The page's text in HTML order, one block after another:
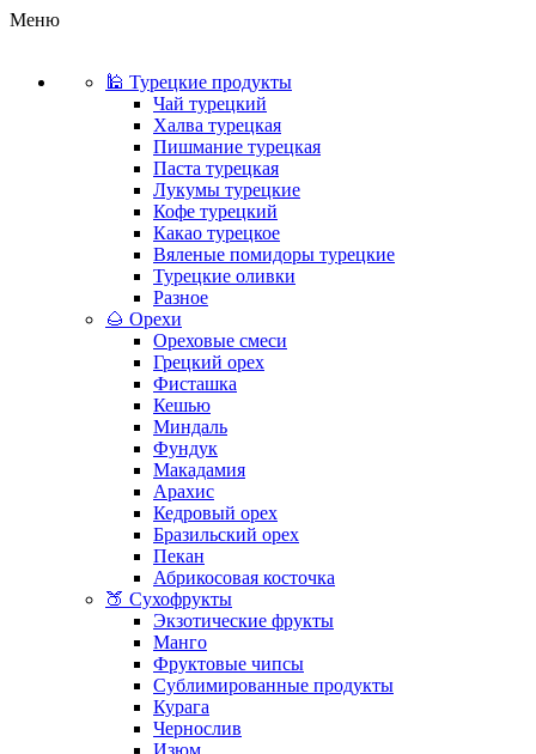
Меню
🕌 Турецкие продукты
Чай турецкий
Халва турецкая
Пишмание турецкая
Паста турецкая
Лукумы турецкие
Кофе турецкий
Какао турецкое
Вяленые помидоры турецкие
Турецкие оливки
Разное
🌰 Орехи
Ореховые смеси
Грецкий орех
Фисташка
Кешью
Миндаль
Фундук
Макадамия
Арахис
Кедровый орех
Бразильский орех
Пекан
Абрикосовая косточка
🍑 Сухофрукты
Экзотические фрукты
Манго
Фруктовые чипсы
Сублимированные продукты
Курага
Чернослив
Изюм